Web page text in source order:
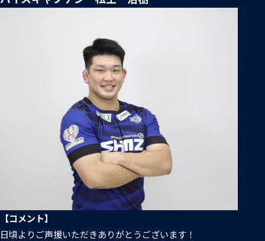
【コメント】
日頃よりご声援いただきありがとうございます！